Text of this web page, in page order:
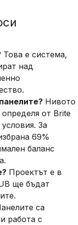
Това е система,
над
Нивото
определя от Brite
За
69%
баланс
Проектът е в
ще бъдат
са
работа с